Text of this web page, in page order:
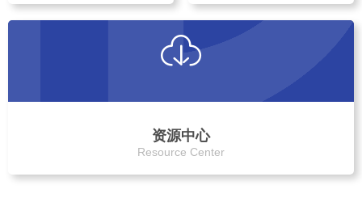
资源中心
Resource Center